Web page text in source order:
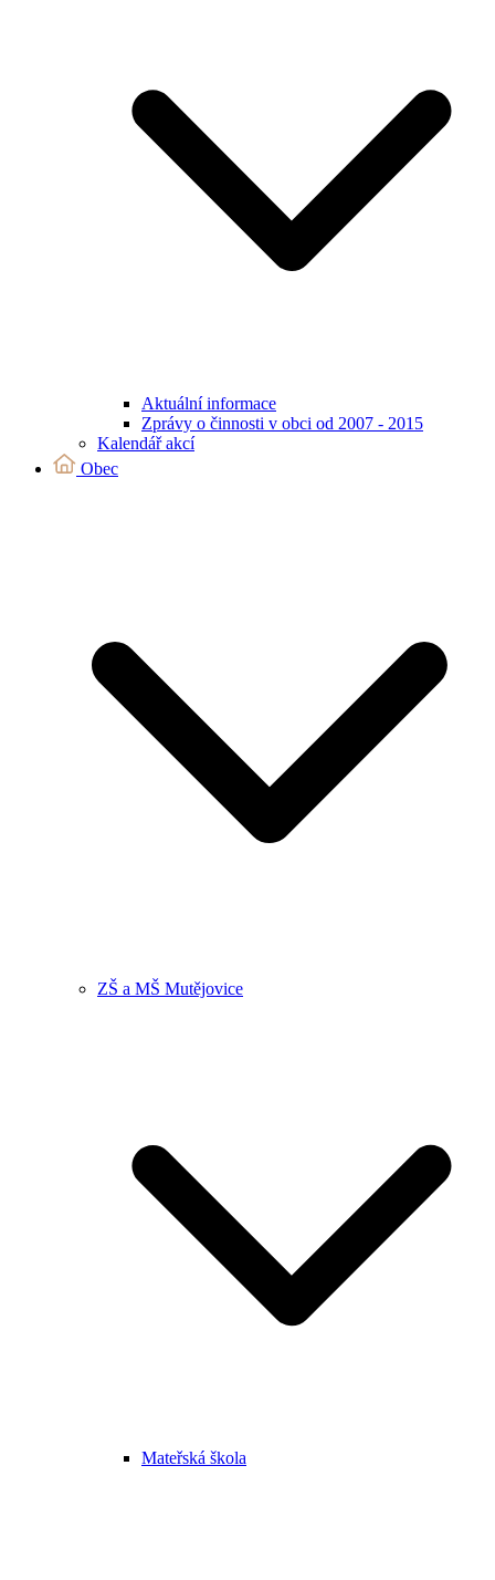
Aktuální informace
Zprávy o činnosti v obci od 2007 - 2015
Kalendář akcí
Obec
ZŠ a MŠ Mutějovice
Mateřská škola